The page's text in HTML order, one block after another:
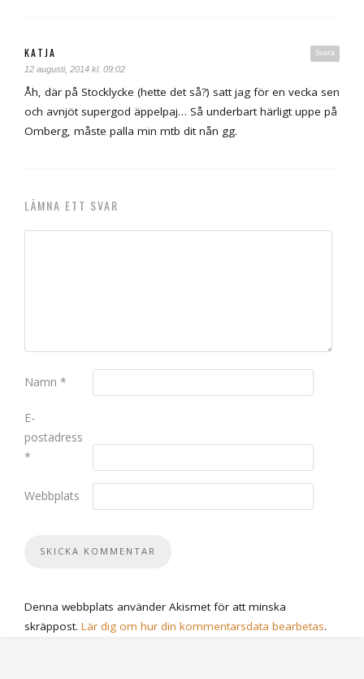
Svara
KATJA
12 augusti, 2014 kl. 09:02
Åh, där på Stocklycke (hette det så?) satt jag för en vecka sen
och avnjöt supergod äppelpaj… Så underbart härligt uppe på
Omberg, måste palla min mtb dit nån gg.
LÄMNA ETT SVAR
Namn *
E-
postadress
*
Webbplats
Denna webbplats använder Akismet för att minska
skräppost. Lär dig om hur din kommentarsdata bearbetas.